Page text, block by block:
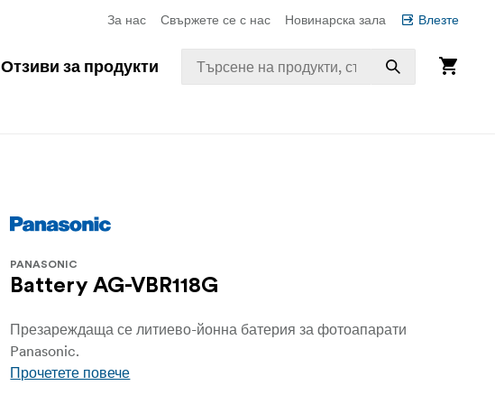
За нас Свържете се с нас Новинарска зала Влезте
Отзиви за продукти
PANASONIC
Battery AG-VBR118G
Презареждаща се литиево-йонна батерия за фотоапарати
Panasonic.
Прочетете повече